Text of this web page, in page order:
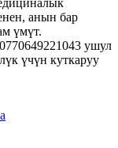
анын бар
үмүт.
ушул
үчүн куткаруу